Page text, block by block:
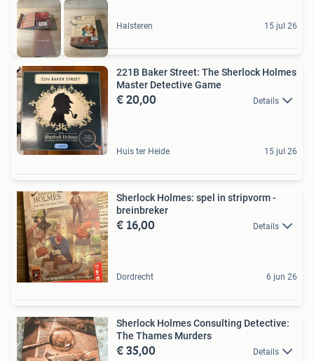
Halsteren 15 jul 26
221B Baker Street: The Sherlock Holmes
Master Detective Game
€ 20,00 Details
Huis ter Heide 15 jul 26
Sherlock Holmes: spel in stripvorm -
breinbreker
€ 16,00 Details
Dordrecht 6 jun 26
Sherlock Holmes Consulting Detective:
The Thames Murders
€ 35,00 Details